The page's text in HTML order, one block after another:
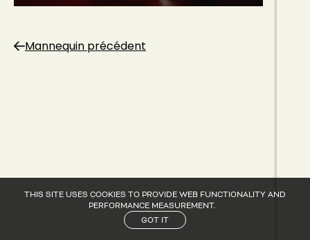
THIS SITE USES COOKIES TO PROVIDE WEB FUNCTIONALITY AND
PERFORMANCE MEASUREMENT.
GOT IT
Mannequin précédent